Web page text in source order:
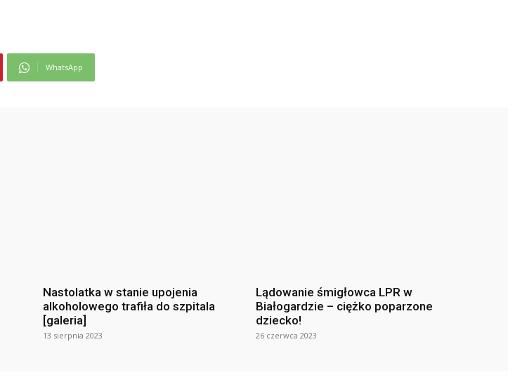
WhatsApp
Nastolatka w stanie upojenia
alkoholowego trafiła do szpitala
[galeria]
13 sierpnia 2023
Lądowanie śmigłowca LPR w
Białogardzie – ciężko poparzone
dziecko!
26 czerwca 2023